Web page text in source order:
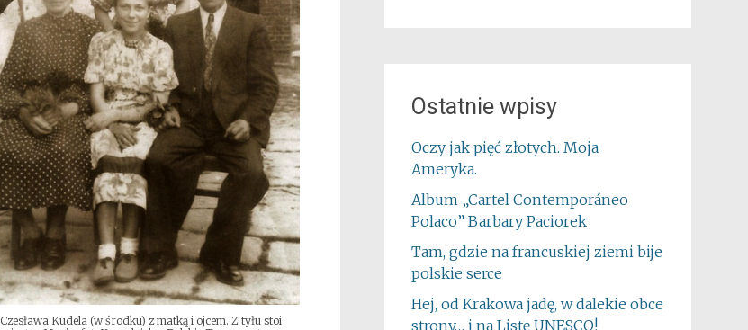
Czesława Kudela (w środku) z matką i ojcem. Z tyłu stoi
Ostatnie wpisy
Oczy jak pięć złotych. Moja
Ameryka.
Album „Cartel Contemporáneo
Polaco” Barbary Paciorek
Tam, gdzie na francuskiej ziemi bije
polskie serce
Hej, od Krakowa jadę, w dalekie obce
strony… i na Listę UNESCO!